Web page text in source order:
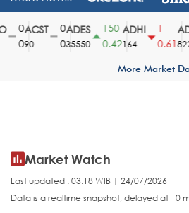
ACST
90
ADES
35550
150
0.42
ADHI
164
0.618225
More Market
Market Watch
Last updated : 03.18 WIB | 24/07/2026
Data is a realtime snapshot, delayed at 10